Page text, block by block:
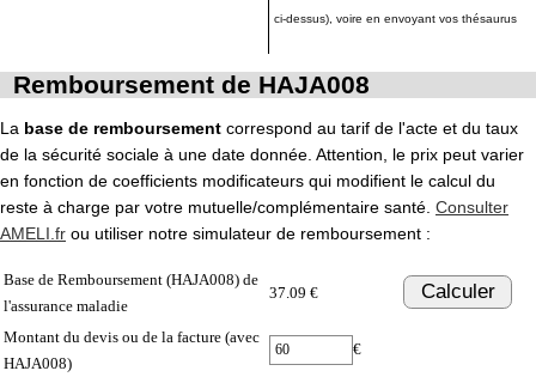
ci-dessus), voire en envoyant vos thésaurus
Remboursement de HAJA008
La base de remboursement correspond au tarif de l'acte et du taux
de la sécurité sociale à une date donnée. Attention, le prix peut varier
en fonction de coefficients modificateurs qui modifient le calcul du
reste à charge par votre mutuelle/complémentaire santé. Consulter
AMELI.fr ou utiliser notre simulateur de remboursement :
Base de Remboursement (HAJA008) de
l'assurance maladie
37.09 € Calculer
Montant du devis ou de la facture (avec
HAJA008)
€